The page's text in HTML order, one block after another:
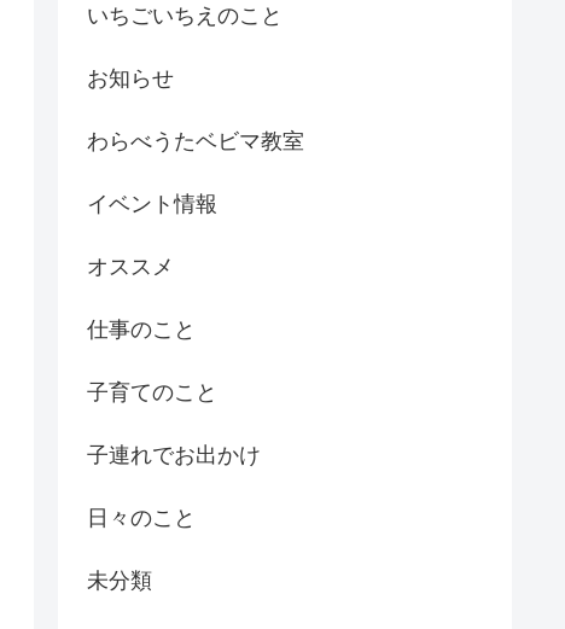
いちごいちえのこと
お知らせ
わらべうたベビマ教室
イベント情報
オススメ
仕事のこと
子育てのこと
子連れでお出かけ
日々のこと
未分類